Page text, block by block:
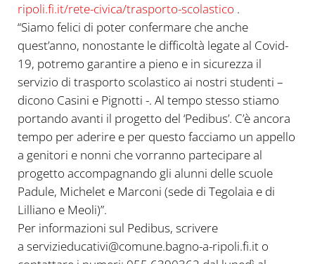
ripoli.fi.it/rete-civica/trasporto-scolastico .
“Siamo felici di poter confermare che anche
quest’anno, nonostante le difficoltà legate al Covid-
19, potremo garantire a pieno e in sicurezza il
servizio di trasporto scolastico ai nostri studenti –
dicono Casini e Pignotti -. Al tempo stesso stiamo
portando avanti il progetto del ‘Pedibus’. C’è ancora
tempo per aderire e per questo facciamo un appello
a genitori e nonni che vorranno partecipare al
progetto accompagnando gli alunni delle scuole
Padule, Michelet e Marconi (sede di Tegolaia e di
Lilliano e Meoli)”.
Per informazioni sul Pedibus, scrivere
a servizieducativi@comune.bagno-a-ripoli.fi.it o